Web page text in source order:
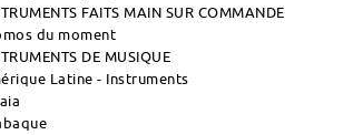
FAITS MAIN SUR COMMANDE
du moment
DE MUSIQUE
Latine - Instruments